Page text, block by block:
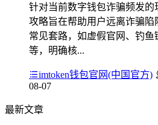
针对当前数字钱包诈骗频发的
攻略旨在帮助用户远离诈骗
常见套路，如虚假官网、钓
等，明确核...
imtoken钱包官网(中国官方)
08-07
最新文章